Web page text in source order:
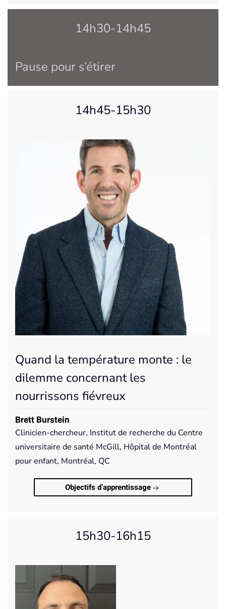
14h30-14h45
Pause pour s’étirer
14h45-15h30
Quand la température monte : le
dilemme concernant les
nourrissons fiévreux
Brett Burstein
Clinicien-chercheur, Institut de recherche du Centre
universitaire de santé McGill, Hôpital de Montréal
pour enfant, Montréal, QC
Objectifs d’apprentissage
15h30-16h15